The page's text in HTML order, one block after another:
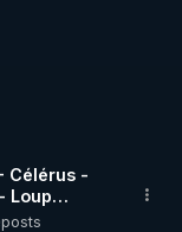
Célérus -
Loup